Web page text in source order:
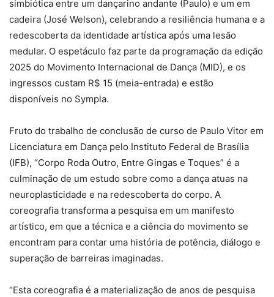
simbiótica entre um dançarino andante (Paulo) e um em
cadeira (José Welson), celebrando a resiliência humana e a
redescoberta da identidade artística após uma lesão
medular. O espetáculo faz parte da programação da edição
2025 do Movimento Internacional de Dança (MID), e os
ingressos custam R$ 15 (meia-entrada) e estão
disponíveis no Sympla.
Fruto do trabalho de conclusão de curso de Paulo Vitor em
Licenciatura em Dança pelo Instituto Federal de Brasília
(IFB), “Corpo Roda Outro, Entre Gingas e Toques” é a
culminação de um estudo sobre como a dança atuas na
neuroplasticidade e na redescoberta do corpo. A
coreografia transforma a pesquisa em um manifesto
artístico, em que a técnica e a ciência do movimento se
encontram para contar uma história de potência, diálogo e
superação de barreiras imaginadas.
“Esta coreografia é a materialização de anos de pesquisa